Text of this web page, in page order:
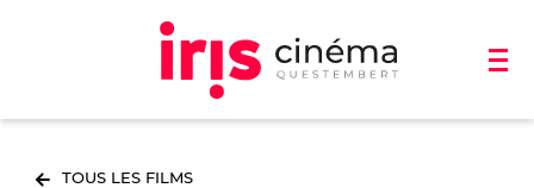
TOUS LES FILMS